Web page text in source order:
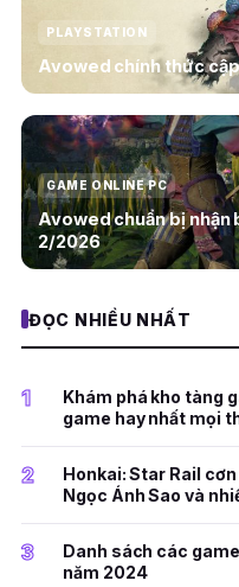
PLAYSTATION
Avowed chính thức
GAME ONLINE PC
Avowed chuẩn bị nhận
2/2026
ĐỌC NHIỀU NHẤT
1
Khám phá kho tàng
game hay nhất mọi
2
Honkai: Star Rail
Ngọc Ánh Sao và
3
Danh sách các
năm 2024